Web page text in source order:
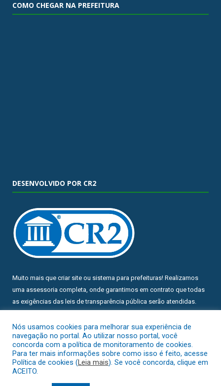
COMO CHEGAR NA PREFEITURA
DESENVOLVIDO POR CR2
Muito mais que criar site ou sistema para prefeituras! Realizamos
uma assessoria completa, onde garantimos em contrato que todas
as exigências das leis de transparência pública serão atendidas.
Conheça o e o Radar da Transparência Pública
Todos os direitos reservados a Prefeitura Municipal de Chuí.
Nós usamos cookies para melhorar sua experiência de
navegação no portal. Ao utilizar nosso portal, você
concorda com a política de monitoramento de cookies.
Para ter mais informações sobre como isso é feito, acesse
Política de cookies (Leia mais). Se você concorda, clique em
ACEITO.